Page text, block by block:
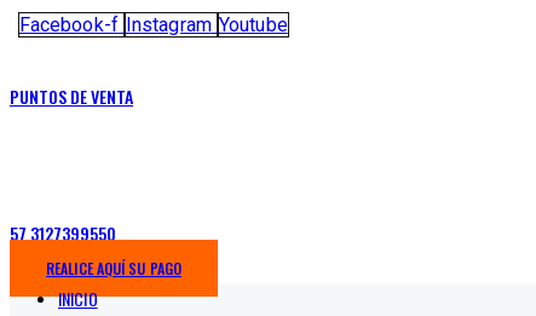
Facebook-f Instagram Youtube
PUNTOS DE VENTA
57 3127399550
REALICE AQUÍ SU PAGO
INICIO